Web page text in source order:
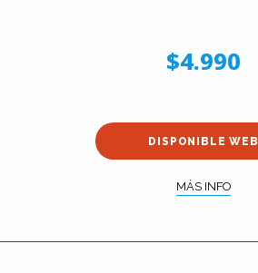
$4.990
DISPONIBLE WEB
MÁS INFO